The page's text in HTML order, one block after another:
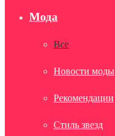
Мода
Все
Новости моды
Рекомендации
Стиль звезд